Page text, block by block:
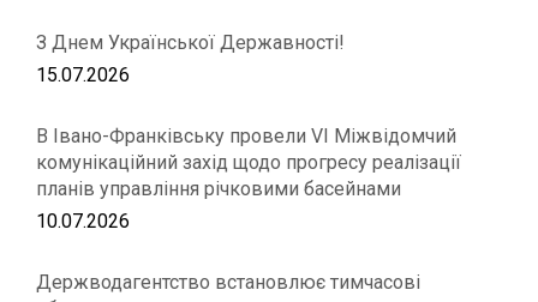
З Днем Української Державності!
15.07.2026
В Івано-Франківську провели VІ Міжвідомчий
комунікаційний захід щодо прогресу реалізації
планів управління річковими басейнами
10.07.2026
Держводагентство встановлює тимчасові